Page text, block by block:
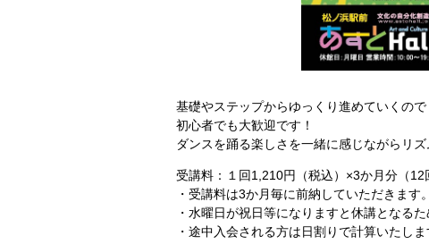
基礎やステップからゆっくり進めていくので
初心者でも大歓迎です！
ダンスを踊る楽しさを一緒に感じながらリ
受講料：１回1,210円（税込）×3か月分（12
・受講料は3か月毎に前納していただきます。
・水曜日が祝日等になりますと休講となる
・途中入会される方は日割りで計算いたしま